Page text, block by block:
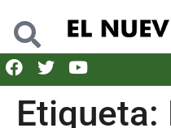
Etiqueta: